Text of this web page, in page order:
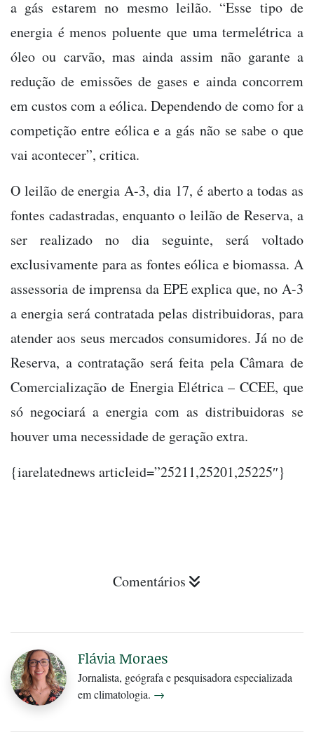
a gás estarem no mesmo leilão. “Esse tipo de
energia é menos poluente que uma termelétrica a
óleo ou carvão, mas ainda assim não garante a
redução de emissões de gases e ainda concorrem
em custos com a eólica. Dependendo de como for a
competição entre eólica e a gás não se sabe o que
vai acontecer”, critica.
O leilão de energia A-3, dia 17, é aberto a todas as
fontes cadastradas, enquanto o leilão de Reserva, a
ser realizado no dia seguinte, será voltado
exclusivamente para as fontes eólica e biomassa. A
assessoria de imprensa da EPE explica que, no A-3
a energia será contratada pelas distribuidoras, para
atender aos seus mercados consumidores. Já no de
Reserva, a contratação será feita pela Câmara de
Comercialização de Energia Elétrica – CCEE, que
só negociará a energia com as distribuidoras se
houver uma necessidade de geração extra.
{iarelatednews articleid=”25211,25201,25225″}
Comentários
Flávia Moraes
Jornalista, geógrafa e pesquisadora especializada
em climatologia. →